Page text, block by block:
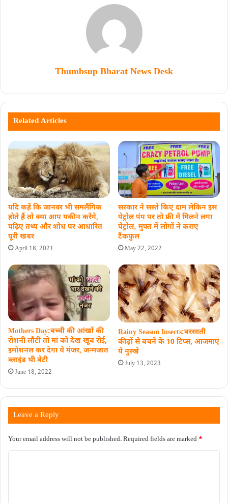
Thumbsup Bharat News Desk
Related Articles
यदि कहें कि जानवर भी समलैंगिक
होते हैं तो क्या आप यकीन करेंगे,
पढ़िए तथ्य और शोध पर आधारित
पूरी खबर
April 18, 2021
सरकार ने सस्ते किए दाम लेकिन इस
पेट्रोल पंप पर तो फ्री में मिलने लगा
पेट्रोल‚ मुफ्त में लोगों ने कराए
टैंकफुल
May 22, 2022
Mothers Day:बच्ची की आंखों की
रोशनी लौटी तो मां को देख खूब रोई,
इमोशनल कर देगा ये मंजर, जन्मजात
ब्लाइंड थी बेटी
June 18, 2022
Rainy Season Insects:बरसाती
कीड़ों से बचने के 10 टिप्स, आजमाएं
ये नुस्‍खे
July 13, 2023
Leave a Reply
Your email address will not be published.Required fields are marked *